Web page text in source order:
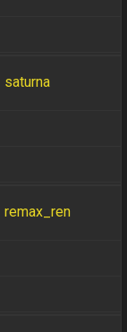
saturna
remax_ren